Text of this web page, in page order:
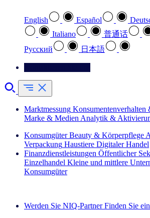
English Español
Italiano
普通话
Pусский
日本語
Marktmessung Konsumentenverhalten
Marke & Medien Analytik &
Konsumgüter Beauty & Körperpflege
Verpackung Haustiere Digitaler Handel
Finanzdienstleistungen Öffentlicher
Einzelhandel Kleine und mittlere
Konsumgüter
Werden Sie NIQ-Partner Finden Sie